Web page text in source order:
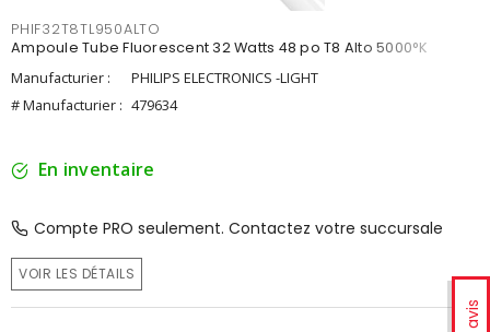
PHIF32T8TL950ALTO
Ampoule Tube Fluorescent 32 Watts 48 po T8 Alto 5000°K
Manufacturier :
PHILIPS ELECTRONICS -LIGHT
# Manufacturier : 479634
En inventaire
Compte PRO seulement. Contactez votre succursale
VOIR LES DÉTAILS